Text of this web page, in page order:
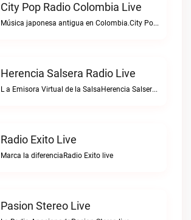
City Pop Radio Colombia Live
Música japonesa antigua en Colombia.City Pop Radio Colombia live
Herencia Salsera Radio Live
L a Emisora Virtual de la SalsaHerencia Salsera Radio live
Radio Exito Live
Marca la diferenciaRadio Exito live
Pasion Stereo Live